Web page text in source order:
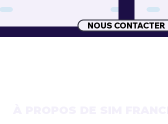
NOUS CONTACTER